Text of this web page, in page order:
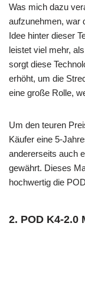
Was mich dazu
aufzunehmen, war
Idee hinter dieser
leistet viel mehr,
sorgt diese
erhöht, um die
eine große Rolle,
Um den teuren
Käufer eine 5-
andererseits auch
gewährt. Dieses
hochwertig die
2. POD K4-